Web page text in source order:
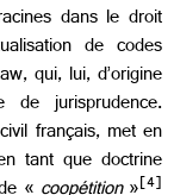
dans le droit
de codes
qui, lui, d’origine
jurisprudence.
français, met en
tant que doctrine
[4]